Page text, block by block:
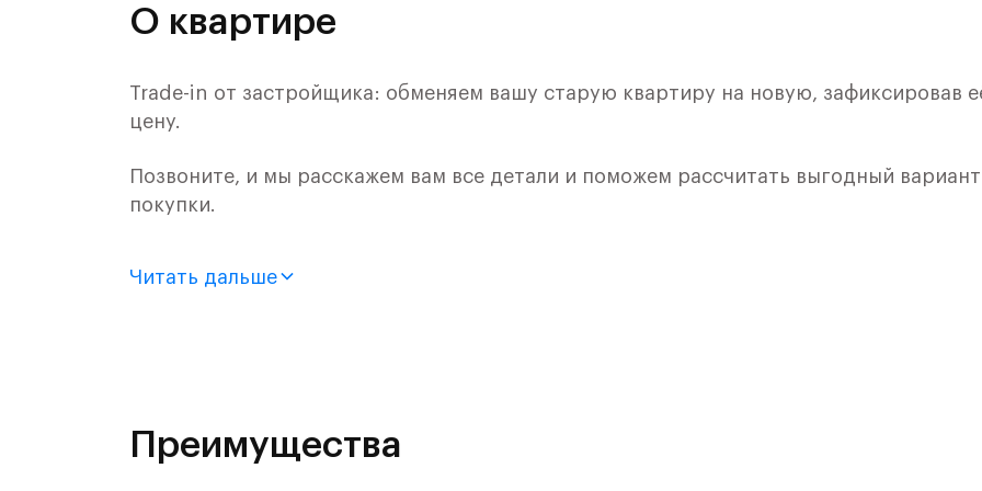
О квартире
Trade-in от застройщика: обменяем вашу старую квартиру на новую, зафиксировав
цену.
Позвоните, и мы расскажем вам все детали и поможем рассчитать выгодный вариант
покупки.
монолитного дома (Корпус 16, Секция 1) в ЖК «Алхимово» от группы «Самолет».
Десна и рядом с Дубровицким лесом.
Читать дальше
Преимущества